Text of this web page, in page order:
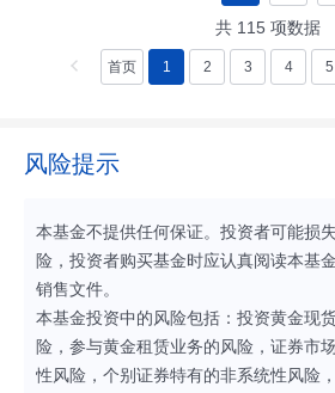
共 115 项数据
首页 1 2 3 4 5
风险提示
本基金不提供任何保证。投资者可能损
险，投资者购买基金时应认真阅读本基
销售文件。
本基金投资中的风险包括：投资黄金现
险，参与黄金租赁业务的风险，证券市
性风险，个别证券特有的非系统性风险